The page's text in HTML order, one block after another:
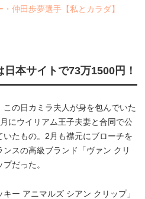
仲田歩夢選手【私とカラダ】
本サイトで73万1500円！
の日カミラ夫人が身を包んでいた
にウイリアム王子夫妻と合同で公
たもの。2月も襟元にブローチを
スの高級ブランド「ヴァン クリ
だった。
ー アニマルズ シアン クリップ」